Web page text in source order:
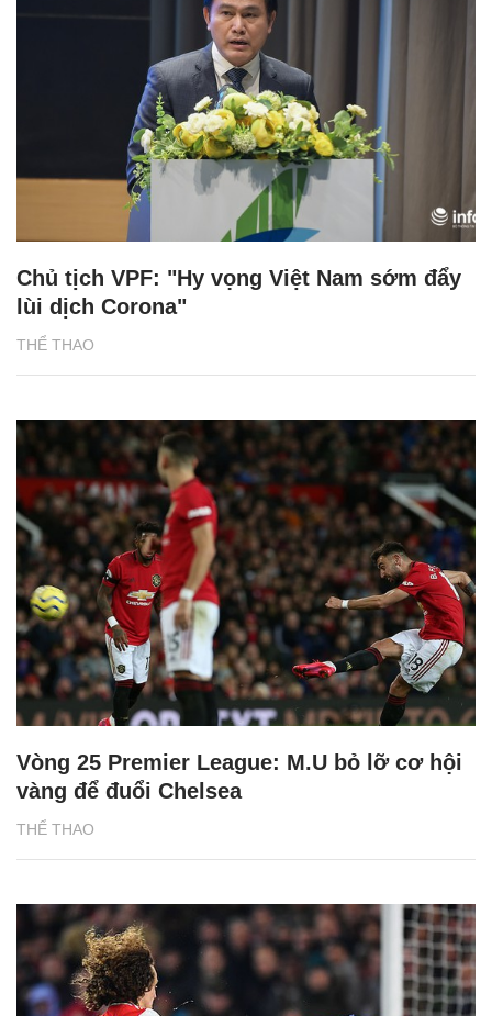
THỂ THAO
Chủ tịch VPF: "Hy vọng Việt Nam sớm đẩy
lùi dịch Corona"
THỂ THAO
Vòng 25 Premier League: M.U bỏ lỡ cơ hội
vàng để đuổi Chelsea